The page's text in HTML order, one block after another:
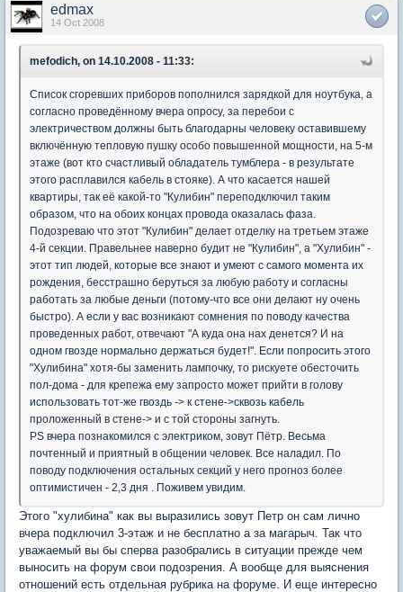
edmax
14 Oct 2008
mefodich, on 14.10.2008 - 11:33:
Список сгоревших приборов пополнился зарядкой для ноутбука, а
согласно проведённому вчера опросу, за перебои с
электричеством должны быть благодарны человеку оставившему
включённую тепловую пушку особо повышенной мощности, на 5-м
этаже (вот кто счастливый обладатель тумблера - в результате
этого расплавился кабель в стояке). А что касается нашей
квартиры, так её какой-то "Кулибин" переподключил таким
образом, что на обоих концах провода оказалась фаза.
Подозреваю что этот "Кулибин" делает отделку на третьем этаже
4-й секции. Правельнее наверно будит не "Кулибин", а "Хулибин" -
этот тип людей, которые все знают и умеют с самого момента их
рождения, бесстрашно беруться за любую работу и согласны
работать за любые деньги (потому-что все они делают ну очень
быстро). А если у вас возникают сомнения по поводу качества
проведенных работ, отвечают "А куда она нах денется? И на
одном гвозде нормально держаться будет!". Если попросить этого
"Хулибина" хотя-бы заменить лампочку, то рискуете обесточить
пол-дома - для крепежа ему запросто может прийти в голову
использовать тот-же гвоздь -> к стене->сквозь кабель
проложенный в стене-> и с той стороны загнуть.
PS вчера познакомился с электриком, зовут Пётр. Весьма
почтенный и приятный в общении человек. Все наладил. По
поводу подключения остальных секций у него прогноз более
оптимистичен - 2,3 дня . Поживем увидим.
Этого "хулибина" как вы выразились зовут Петр он сам лично
вчера подключил 3-этаж и не бесплатно а за магарыч. Так что
уважаемый вы бы сперва разобрались в ситуации прежде чем
выносить на форум свои подозрения. А вообще для выяснения
отношений есть отдельная рубрика на форуме. И еще интересно